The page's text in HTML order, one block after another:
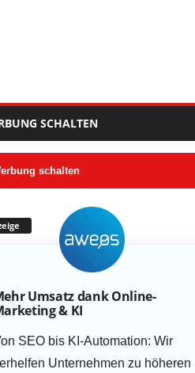
SCHALTEN
schalten
Umsatz dank Online-
& KI
SEO bis KI-Automation: Wir
Unternehmen zu höheren